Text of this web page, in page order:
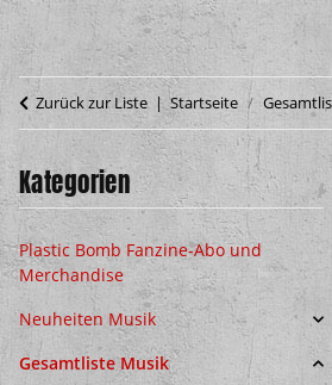
Zurück zur Liste Startseite
Kategorien
Plastic Bomb Fanzine-Abo und
Merchandise
Neuheiten Musik
Gesamtliste Musik